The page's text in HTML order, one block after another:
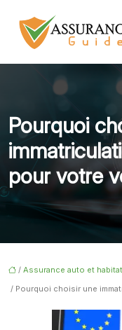
Pourquoi
pour votre
/ Assurance auto et
/ Pourquoi choisir une